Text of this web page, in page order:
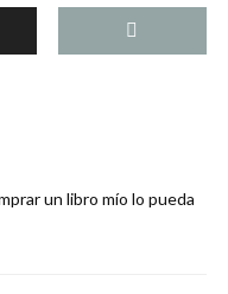
un libro mío lo pueda